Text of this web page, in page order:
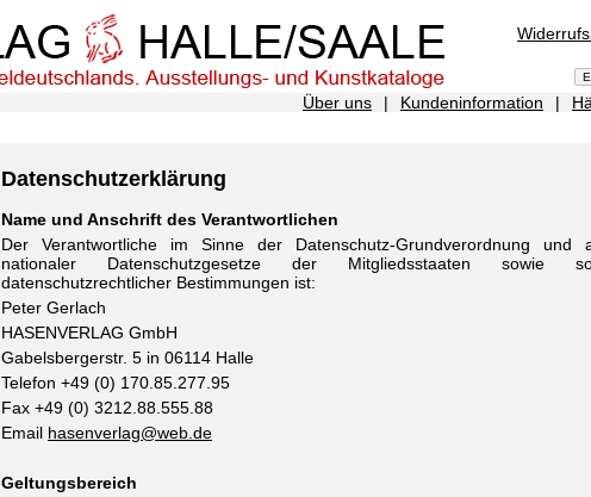
Über uns | Kundeninformation |
Datenschutzerklärung
Name und Anschrift des Verantwortlichen
Der Verantwortliche im Sinne der Datenschutz-Grundverordnung und
nationaler Datenschutzgesetze der Mitgliedsstaaten sowie
datenschutzrechtlicher Bestimmungen ist:
Peter Gerlach
HASENVERLAG GmbH
Gabelsbergerstr. 5 in 06114 Halle
Telefon +49 (0) 170.85.277.95
Fax +49 (0) 3212.88.555.88
Email hasenverlag@web.de
Geltungsbereich